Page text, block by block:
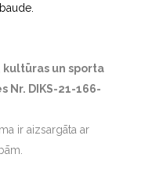
kultūras un sporta
DIKS-21-166-
ir aizsargāta ar